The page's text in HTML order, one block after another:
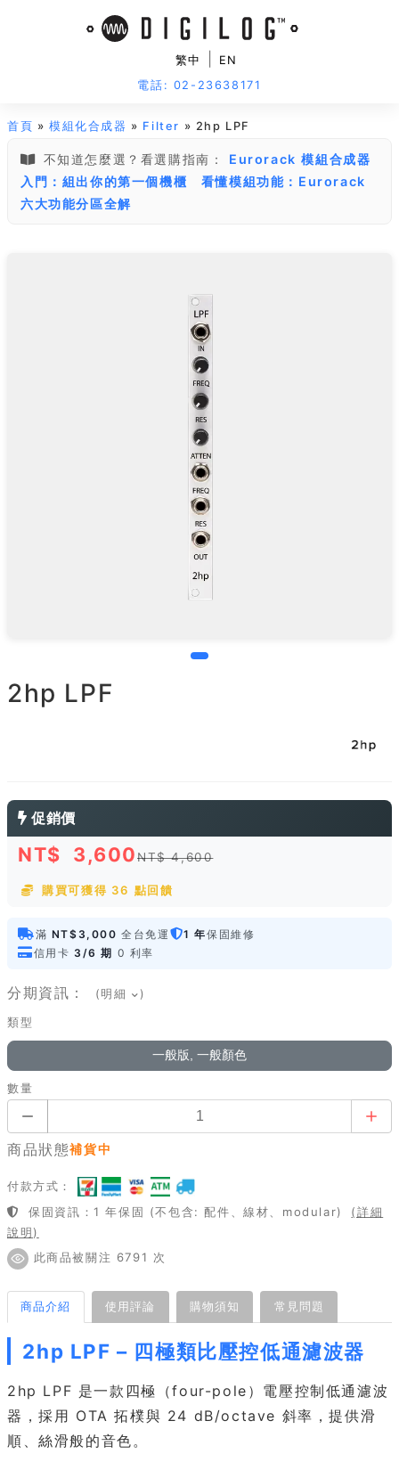
繁中
EN
電話: 02-23638171
首頁 »模組化合成器 » Filter » 2hp LPF
不知道怎麼選？看選購指南：
Eurorack 模組合成器
入門：組出你的第一個機櫃
看懂模組功能：Eurorack
六大功能分區全解
2hp LPF
促銷價
NT$ 3,600NT$ 4,600
購買可獲得 36 點回饋
滿 NT$3,000 全台免運 1 年保固維修
信用卡 3/6 期 0 利率
分期資訊： (明細 )
類型
一般版, 一般顏色
數量
商品狀態補貨中
付款方式：
保固資訊：1 年保固 (不包含: 配件、線材、modular)
(詳細
說明)
此商品被關注 6791 次
商品介紹 使用評論 購物須知 常見問題
2hp LPF – 四極類比壓控低通濾波器
2hp LPF 是一款四極（four-pole）電壓控制低通濾波
器，採用 OTA 拓樸與 24 dB/octave 斜率，提供滑
順、絲滑般的音色。